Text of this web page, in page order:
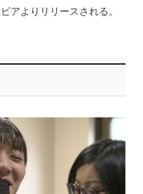
アよりリリースされる。